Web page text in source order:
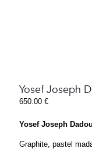
Yosef Joseph
650.00 €
Yosef Joseph
Graphite, pastel